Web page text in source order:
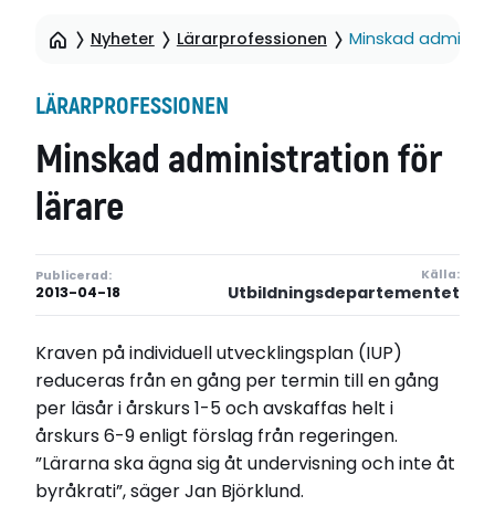
Nyheter Lärarprofessionen Minskad
LÄRARPROFESSIONEN
Minskad administration för
lärare
Publicerad:
2013-04-18
Källa:
Utbildningsdepartementet
Kraven på individuell utvecklingsplan (IUP)
reduceras från en gång per termin till en gång
per läsår i årskurs 1-5 och avskaffas helt i
årskurs 6-9 enligt förslag från regeringen.
”Lärarna ska ägna sig åt undervisning och inte åt
byråkrati”, säger Jan Björklund.